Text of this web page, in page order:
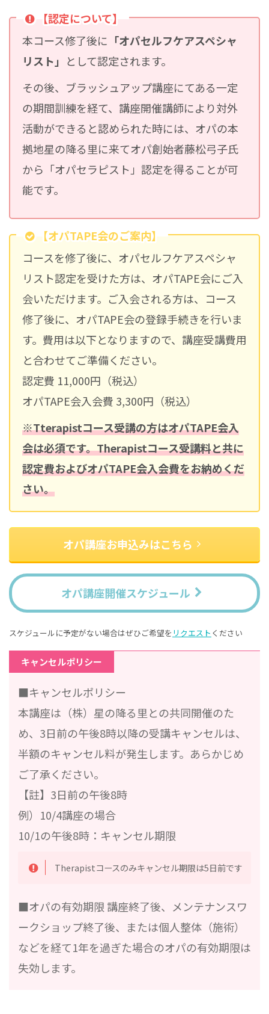
【認定について】
本コース修了後に 「オパセルフケアスペシャ
リスト」 として認定されます。
その後、ブラッシュアップ講座にてある一定
の期間訓練を経て、講座開催講師により対外
活動ができると認められた時には、オパの本
拠地星の降る里に来てオパ創始者藤松弓子氏
から「オパセラピスト」認定を得ることが可
能です。
【オパTAPE会のご案内】
コースを修了後に、オパセルフケアスペシャ
リスト認定を受けた方は、オパTAPE会にご入
会いただけます。ご入会される方は、コース
修了後に、オパTAPE会の登録手続きを行いま
す。費用は以下となりますので、講座受講費用
と合わせてご準備ください。
認定費 11,000円（税込）
オパTAPE会入会費 3,300円（税込）
※Tterapistコース受講の方はオパTAPE会入
会は必須です。Therapistコース受講料と共に
認定費およびオパTAPE会入会費をお納めくだ
さい。
オパ講座お申込みはこちら
オパ講座開催スケジュール
スケジュールに予定がない場合はぜひご希望を リクエスト ください
キャンセルポリシー
■キャンセルポリシー
本講座は（株）星の降る里との共同開催のた
め、3日前の午後8時以降の受講キャンセルは、
半額のキャンセル料が発生します。あらかじめ
ご了承ください。
【註】3日前の午後8時
例）10/4講座の場合
10/1の午後8時：キャンセル期限
Therapistコースのみキャンセル期限は5日前です
■オパの有効期限 講座終了後、メンテナンスワ
ークショップ終了後、または個人整体（施術）
などを経て1年を過ぎた場合のオパの有効期限は
失効します。